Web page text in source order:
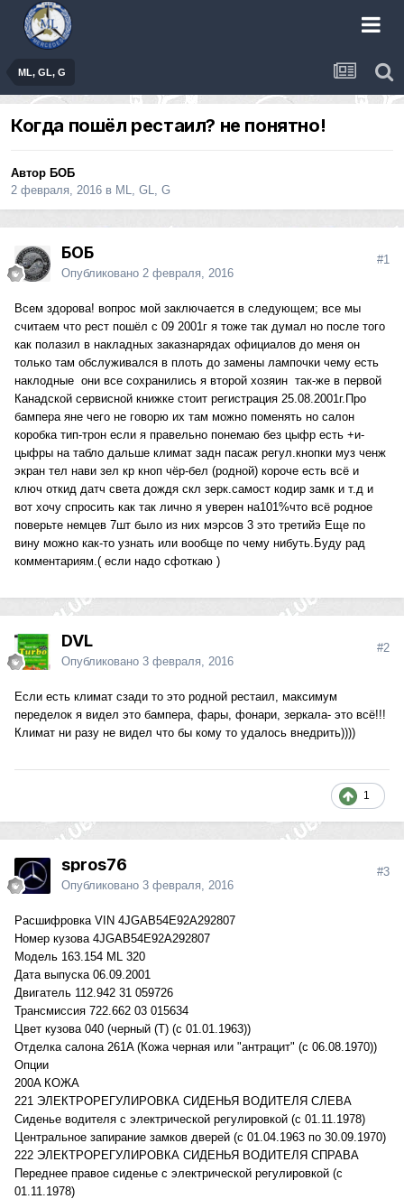
ML, GL, G
Когда пошёл рестаил? не понятно!
Автор БОБ
2 февраля, 2016 в ML, GL, G
БОБ
Опубликовано 2 февраля, 2016
#1
Всем здорова! вопрос мой заключается в следующем; все мы
считаем что рест пошёл с 09 2001г я тоже так думал но после того
как полазил в накладных заказнарядах официалов до меня он
только там обслуживался в плоть до замены лампочки чему есть
наклодные они все сохранились я второй хозяин так-же в первой
Канадской сервисной книжке стоит регистрация 25.08.2001г.Про
бампера яне чего не говорю их там можно поменять но салон
коробка тип-трон если я правельно понемаю без цыфр есть +и-
цыфры на табло дальше климат задн пасаж регул.кнопки муз ченж
экран тел нави зел кр кноп чёр-бел (родной) короче есть всё и
ключ откид датч света дождя скл зерк.самост кодир замк и т.д и
вот хочу спросить как так лично я уверен на101%что всё родное
поверьте немцев 7шт было из них мэрсов 3 это третийэ Еще по
вину можно как-то узнать или вообще по чему нибуть.Буду рад
комментариям.( если надо сфоткаю )
DVL
Опубликовано 3 февраля, 2016
#2
Если есть климат сзади то это родной рестаил, максимум
переделок я видел это бампера, фары, фонари, зеркала- это всё!!!
Климат ни разу не видел что бы кому то удалось внедрить))))
1
spros76
Опубликовано 3 февраля, 2016
#3
Расшифровка VIN 4JGAB54E92A292807
Номер кузова 4JGAB54E92A292807
Модель 163.154 ML 320
Дата выпуска 06.09.2001
Двигатель 112.942 31 059726
Трансмиссия 722.662 03 015634
Цвет кузова 040 (черный (T) (с 01.01.1963))
Отделка салона 261A (Кожа черная или "антрацит" (с 06.08.1970))
Опции
200A КОЖА
221 ЭЛЕКТРОРЕГУЛИРОВКА СИДЕНЬЯ ВОДИТЕЛЯ СЛЕВА
Сиденье водителя с электрической регулировкой (с 01.11.1978)
Центральное запирание замков дверей (с 01.04.1963 по 30.09.1970)
222 ЭЛЕКТРОРЕГУЛИРОВКА СИДЕНЬЯ ВОДИТЕЛЯ СПРАВА
Переднее правое сиденье с электрической регулировкой (с
01.11.1978)